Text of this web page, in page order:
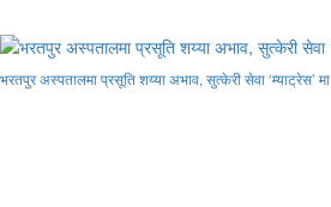
भरतपुर अस्पतालमा प्रसूति शय्या अभाव, सुत्केरी सेवा ‘म्याट्रेस’ मा